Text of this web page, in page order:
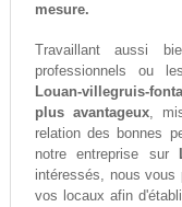
mesure.
Travaillant aussi
professionnels ou
Louan-villegruis-
plus avantageux,
relation des bonnes
notre entreprise sur
intéressés, nous vous
vos locaux afin